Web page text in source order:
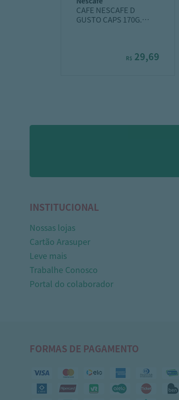
CAFE NESCAFE D
GUSTO CAPS 170G.
R$ 29,69
INSTITUCIONAL
Nossas lojas
Cartão Arasuper
Leve mais
Trabalhe Conosco
Portal do colaborador
FORMAS DE PAGAMENTO